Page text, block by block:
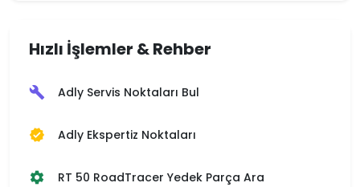
Hızlı İşlemler & Rehber
build Adly Servis Noktaları Bul
verified Adly Ekspertiz Noktaları
settings RT 50 RoadTracer Yedek Parça Ara